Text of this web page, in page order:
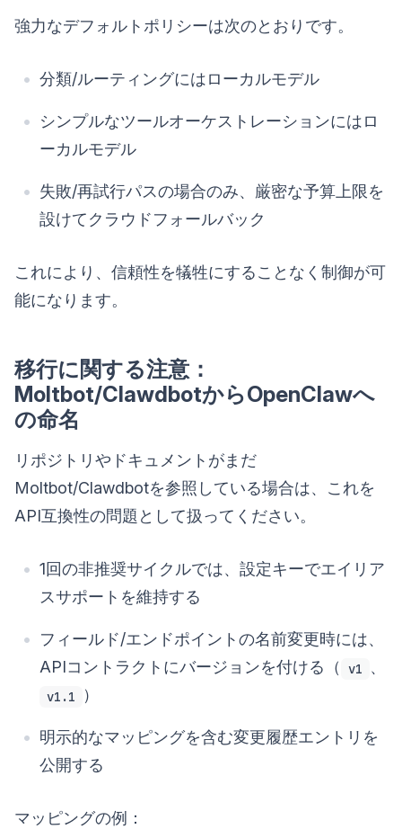
強力なデフォルトポリシーは次のとおりです。
分類/ルーティングにはローカルモデル
シンプルなツールオーケストレーションにはロ
ーカルモデル
失敗/再試行パスの場合のみ、厳密な予算上限を
設けてクラウドフォールバック
これにより、信頼性を犠牲にすることなく制御が可
能になります。
移行に関する注意：
Moltbot/ClawdbotからOpenClawへ
の命名
リポジトリやドキュメントがまだ
Moltbot/Clawdbotを参照している場合は、これを
API互換性の問題として扱ってください。
1回の非推奨サイクルでは、設定キーでエイリア
スサポートを維持する
フィールド/エンドポイントの名前変更時には、
APIコントラクトにバージョンを付ける（
v1 、
v1.1 ）
明示的なマッピングを含む変更履歴エントリを
公開する
マッピングの例：